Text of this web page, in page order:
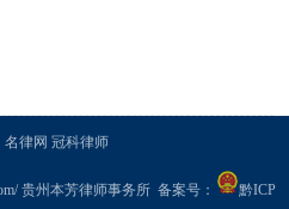
名律网 冠科律师
贵州本芳律师事务所 备案号： 黔ICP